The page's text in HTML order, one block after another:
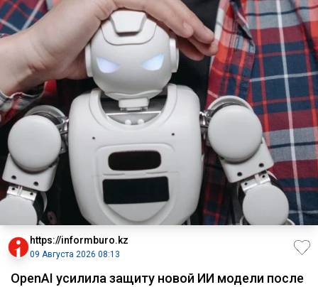
https://informburo.kz
09 Августа 2026 08:13
OpenAI усилила защиту новой ИИ модели после